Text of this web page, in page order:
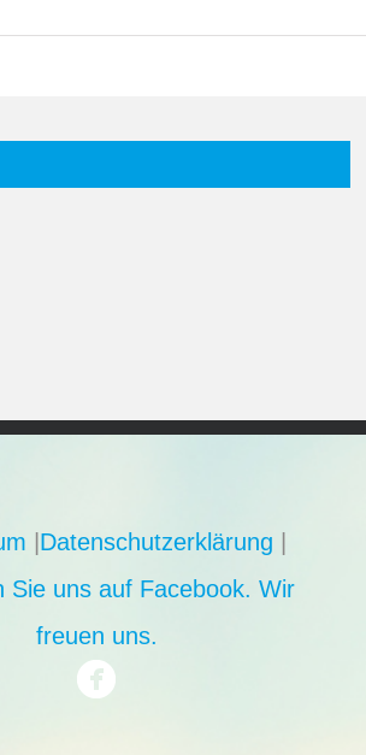
Datenschutzerklärung
Sie uns auf Facebook. Wir
freuen uns.